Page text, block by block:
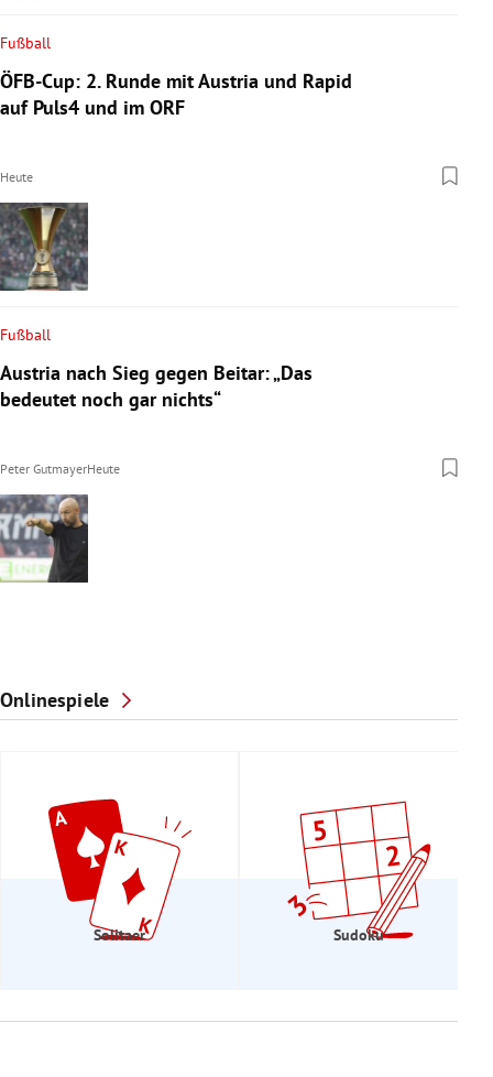
Fußball
ÖFB-Cup: 2. Runde mit Austria und Rapid
auf Puls4 und im ORF
Heute
Fußball
Austria nach Sieg gegen Beitar: „Das
bedeutet noch gar nichts“
Peter GutmayerHeute
Onlinespiele
Solitaer Sudoku